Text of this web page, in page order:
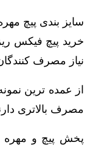
سایز بندی پیچ
خرید پیچ فیکس
نیاز مصرف
از عمده ترین
مصرف بالاتری
پخش پیچ و